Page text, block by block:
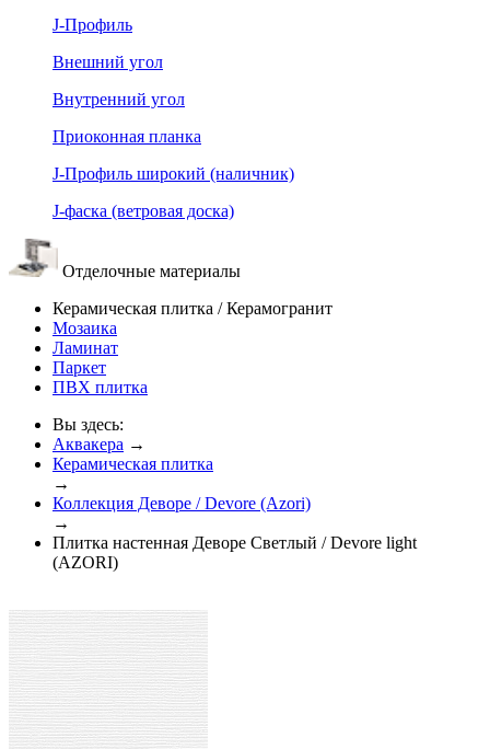
J-Профиль
Внешний угол
Внутренний угол
Приоконная планка
J-Профиль широкий (наличник)
J-фаска (ветровая доска)
Отделочные материалы
Керамическая плитка / Керамогранит
Мозаика
Ламинат
Паркет
ПВХ плитка
Вы здесь:
Аквакера →
Керамическая плитка
→
Коллекция Деворе / Devore (Azori)
→
Плитка настенная Деворе Светлый / Devore light
(AZORI)